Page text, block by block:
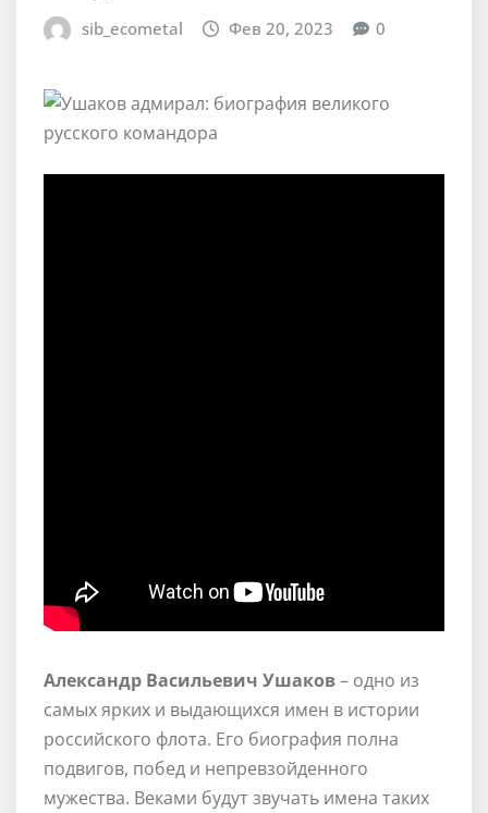
sib_ecometal Фев 20, 2023 0
Александр Васильевич Ушаков– одно из
самых ярких и выдающихся имен в истории
российского флота. Его биография полна
подвигов, побед и непревзойденного
мужества. Веками будут звучать имена таких